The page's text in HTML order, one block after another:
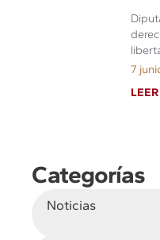
7
Categorías
Noticias